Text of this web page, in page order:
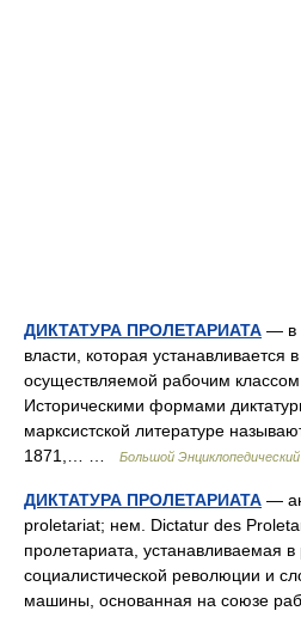
ДИКТАТУРА ПРОЛЕТАРИАТА — в
власти, которая устанавливается
осуществляемой рабочим классом
Историческими формами
марксистской литературе
1871,… …
Большой Энциклопедический
ДИКТАТУРА ПРОЛЕТАРИАТА —
proletariat; нем. Dictatur des
пролетариата, устанавливаемая в
социалистической революции и
машины, основанная на союзе